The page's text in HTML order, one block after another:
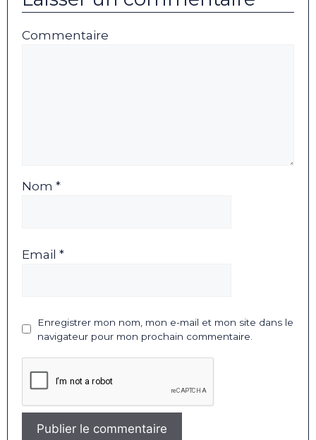
Commentaire
Nom *
Email *
Enregistrer mon nom, mon e-mail et mon site dans le
navigateur pour mon prochain commentaire.